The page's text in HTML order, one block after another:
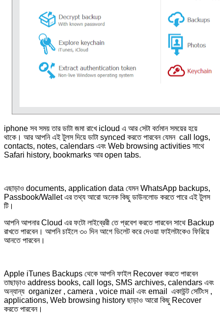
iphone সব সময় তার ডাটা জমা রাখে icloud এ আর সেটা বর্তমান সময়ের হয়ে
থাকে। আর আপনি এই টুলস দিয়ে ডাটা synced করতে পারবেন যেমন call logs,
contacts, notes, calendars এবং Web browsing activities সাথে
Safari history, bookmarks আর open tabs.
এছাড়াও documents, application data যেমন WhatsApp backups,
Passbook/Wallet এর তথ্য আরো অনেক কিছু ডাউনলোড করতে পারে এই টুলস
টি।
আপনি আপনার Cloud এর ফটো লাইব্রেরী তে প্রবেশ করতে পারবেন সাথে Backup
রাখতে পারবেন। আপনি চাইলে ৩০ দিন আগে ডিলেট করে দেওয়া ফাইলটাকেও ফিরিয়ে
আনতে পারবেন।
Apple iTunes Backups থেকে আপনি ফাইল Recover করতে পারবেন
তাছাড়াও address books, call logs, SMS archives, calendars এবং
অন্যান্য organizer , camera , voice mail এবং email একাউন্ট সেটিংস ,
applications, Web browsing history ছাড়াও আরো কিছু Recover
করতে পারবেন।